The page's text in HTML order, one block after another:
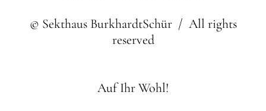
© Sekthaus BurkhardtSchür / All rights
reserved
Auf Ihr Wohl!